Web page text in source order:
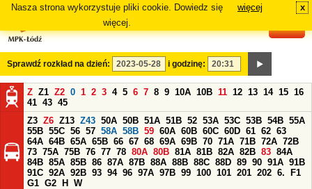
Nasza strona wykorzystuje pliki cookie. Dowiedz się
więcej.
więcej x
Sprawdź rozkład na dzień: i godzinę:
Z Z1 Z2 0 1 2 3 4 5 6 7 8 9 10A 10B 11 12 13 14 15 16
41 43 45
Z3 Z6 Z13 Z43 50A 50B 51A 51B 52 53A 53C 53B 54B 55A
55B 55C 56 57 58A 58B 59 60A 60B 60C 60D 61 62 63
64A 64B 65A 65B 66 67 68 69A 69B 70 71A 71B 72A 72B
73 75A 75B 76 77 78 80A 80B 81A 81B 82A 82B 83 84A
84B 85A 85B 86 87A 87B 88A 88B 88C 88D 89 90 91A 91B
91C 92A 92B 93 94 96 97A 97B 99 100 101 201 202 6.
F1
G1 G2 H
W